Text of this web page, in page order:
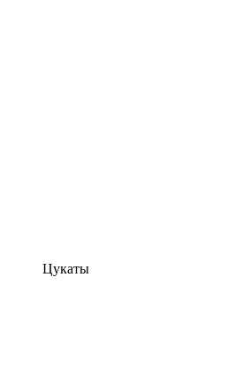
Цукаты